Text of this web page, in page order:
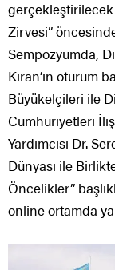
gerçekleştirilecek
Zirvesi”
Sempozyumda,
Kıran’ın oturum
Büyükelçileri ile
Cumhuriyetleri
Yardımcısı Dr.
Dünyası ile
Öncelikler”
online ortamda